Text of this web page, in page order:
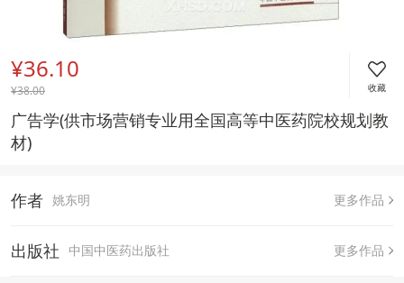
¥36.10
¥38.00 收藏
广告学(供市场营销专业用全国高等中医药院校规划教
材)
作者 姚东明 更多作品
出版社 中国中医药出版社 更多作品